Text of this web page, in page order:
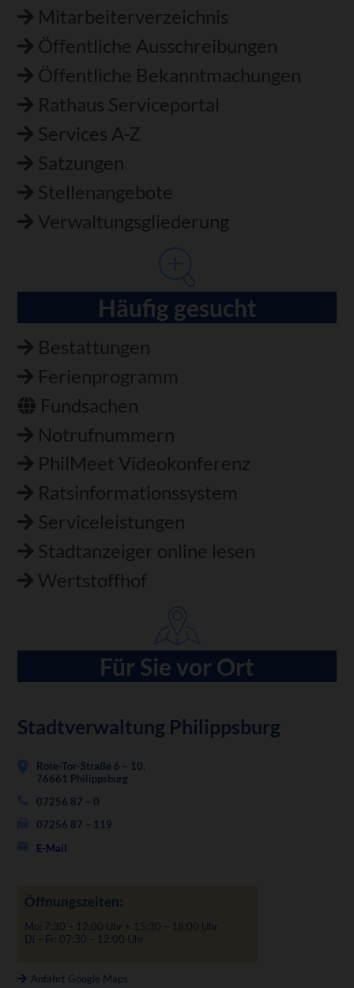
Mitarbeiterverzeichnis
Öffentliche Ausschreibungen
Öffentliche Bekanntmachungen
Rathaus Serviceportal
Services A-Z
Satzungen
Stellenangebote
Verwaltungsgliederung
Häufig gesucht
Bestattungen
Ferienprogramm
Fundsachen
Notrufnummern
PhilMeet Videokonferenz
Ratsinformationssystem
Serviceleistungen
Stadtanzeiger online lesen
Wertstoffhof
Für Sie vor Ort
Stadtverwaltung Philippsburg
Rote-Tor-Straße 6 – 10,
76661 Philippsburg
07256 87 – 0
07256 87 – 119
E-Mail
Öffnungszeiten:
Mo: 7:30 – 12:00 Uhr + 15:30 – 18:00 Uhr
Di – Fr: 07:30 – 12:00 Uhr
Anfahrt Google Maps